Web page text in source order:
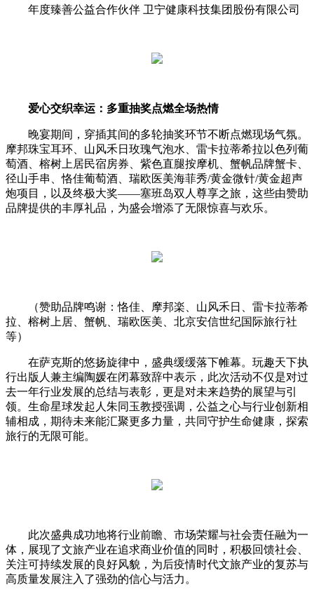
年度臻善公益合作伙伴 卫宁健康科技集团股份有限公司
爱心交织幸运：多重抽奖点燃全场热情
晚宴期间，穿插其间的多轮抽奖环节不断点燃现场气氛。
摩邦珠宝耳环、山风禾日玫瑰气泡水、雷卡拉蒂希拉以色列葡
萄酒、榕树上居民宿房券、紫色直腿按摩机、蟹帆品牌蟹卡、
径山手串、恪佳葡萄酒、瑞欧医美海菲秀/黄金微针/黄金超声
炮项目，以及终极大奖——塞班岛双人尊享之旅，这些由赞助
品牌提供的丰厚礼品，为盛会增添了无限惊喜与欢乐。
（赞助品牌鸣谢：恪佳、摩邦楽、山风禾日、雷卡拉蒂希
拉、榕树上居、蟹帆、瑞欧医美、北京安信世纪国际旅行社
等）
在萨克斯的悠扬旋律中，盛典缓缓落下帷幕。玩趣天下执
行出版人兼主编陶媛在闭幕致辞中表示，此次活动不仅是对过
去一年行业发展的总结与表彰，更是对未来趋势的展望与引
领。生命星球发起人朱同玉教授强调，公益之心与行业创新相
辅相成，期待未来能汇聚更多力量，共同守护生命健康，探索
旅行的无限可能。
此次盛典成功地将行业前瞻、市场荣耀与社会责任融为一
体，展现了文旅产业在追求商业价值的同时，积极回馈社会、
关注可持续发展的良好风貌，为后疫情时代文旅产业的复苏与
高质量发展注入了强劲的信心与活力。